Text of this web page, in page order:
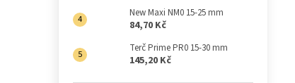
New Maxi NM0 15-25 mm
84,70 Kč
Terč Prime PR0 15-30 mm
145,20 Kč